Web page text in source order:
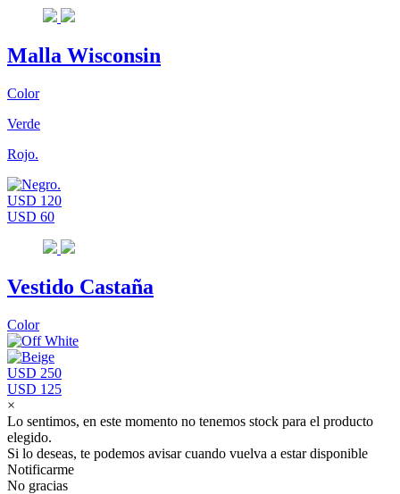
Malla Wisconsin
Color
Verde
Rojo.
USD 120
USD 60
Vestido Castaña
Color
USD 250
USD 125
×
Lo sentimos, en este momento no tenemos stock para el producto
elegido.
Si lo deseas, te podemos avisar cuando vuelva a estar disponible
Notificarme
No gracias